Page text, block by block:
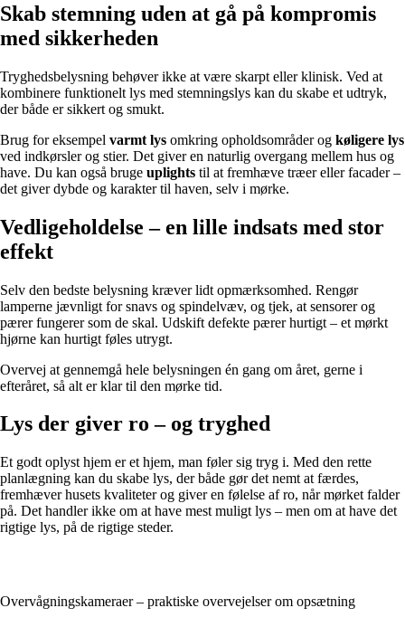
Skab stemning uden at gå på kompromis
med sikkerheden
Tryghedsbelysning behøver ikke at være skarpt eller klinisk. Ved at
kombinere funktionelt lys med stemningslys kan du skabe et udtryk,
der både er sikkert og smukt.
Brug for eksempel varmt lys omkring opholdsområder og køligere lys
ved indkørsler og stier. Det giver en naturlig overgang mellem hus og
have. Du kan også bruge uplights til at fremhæve træer eller facader –
det giver dybde og karakter til haven, selv i mørke.
Vedligeholdelse – en lille indsats med stor
effekt
Selv den bedste belysning kræver lidt opmærksomhed. Rengør
lamperne jævnligt for snavs og spindelvæv, og tjek, at sensorer og
pærer fungerer som de skal. Udskift defekte pærer hurtigt – et mørkt
hjørne kan hurtigt føles utrygt.
Overvej at gennemgå hele belysningen én gang om året, gerne i
efteråret, så alt er klar til den mørke tid.
Lys der giver ro – og tryghed
Et godt oplyst hjem er et hjem, man føler sig tryg i. Med den rette
planlægning kan du skabe lys, der både gør det nemt at færdes,
fremhæver husets kvaliteter og giver en følelse af ro, når mørket falder
på. Det handler ikke om at have mest muligt lys – men om at have det
rigtige lys, på de rigtige steder.
Overvågningskameraer – praktiske overvejelser om opsætning